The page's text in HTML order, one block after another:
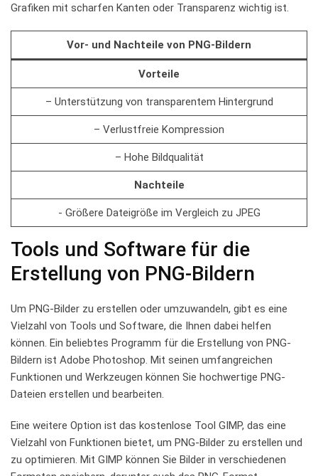
Grafiken‌ mit scharfen Kanten ⁤oder Transparenz wichtig ist.
Vor- und Nachteile von PNG-Bildern
Vorteile
– Unterstützung von transparentem Hintergrund
– ⁣Verlustfreie Kompression
– Hohe Bildqualität
Nachteile
-​ Größere Dateigröße im⁢ Vergleich ​zu⁢ JPEG
Tools​ und Software für​ die
Erstellung von‌ PNG-Bildern
Um‍ PNG-Bilder zu erstellen oder umzuwandeln, gibt es eine
Vielzahl von Tools und ‌Software, die ​Ihnen dabei helfen
können. Ein​ beliebtes⁤ Programm‌ für⁢ die⁤ Erstellung ⁤von PNG-
Bildern ⁣ist ​Adobe Photoshop.⁤ Mit​ seinen ⁤umfangreichen
Funktionen und Werkzeugen ⁤können ‍Sie⁤ hochwertige PNG-
Dateien erstellen und ​bearbeiten.
Eine weitere Option ist das​ kostenlose Tool GIMP, ​das‍ eine
Vielzahl ‍von Funktionen bietet, um PNG-Bilder ​zu⁤ erstellen und
zu optimieren. Mit GIMP können Sie Bilder in verschiedenen‍